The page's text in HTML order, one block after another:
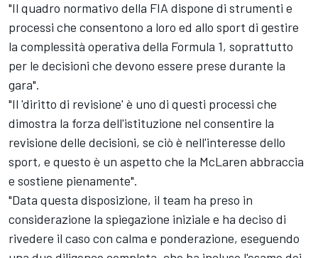
"Il quadro normativo della FIA dispone di strumenti e
processi che consentono a loro ed allo sport di gestire
la complessità operativa della Formula 1, soprattutto
per le decisioni che devono essere prese durante la
gara".
"Il 'diritto di revisione' è uno di questi processi che
dimostra la forza dell'istituzione nel consentire la
revisione delle decisioni, se ciò è nell'interesse dello
sport, e questo è un aspetto che la McLaren abbraccia
e sostiene pienamente".
"Data questa disposizione, il team ha preso in
considerazione la spiegazione iniziale e ha deciso di
rivedere il caso con calma e ponderazione, eseguendo